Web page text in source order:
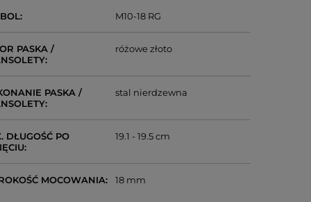
M10-18 RG
PASKA /
różowe złoto
PASKA /
stal nierdzewna
DŁUGOŚĆ PO
19.1 - 19.5 cm
MOCOWANIA 18 mm